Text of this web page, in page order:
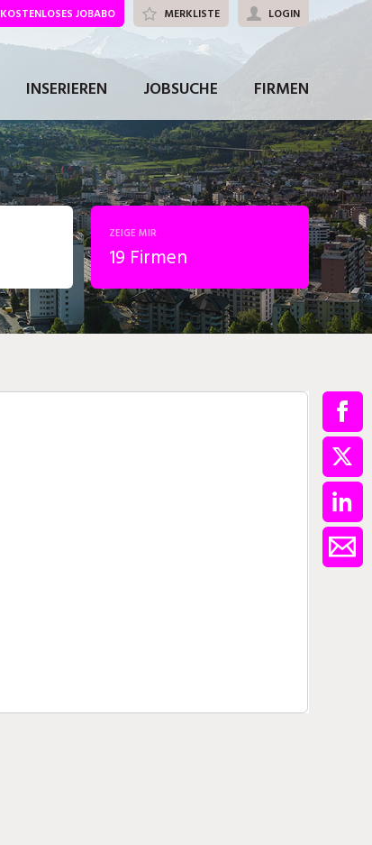
INSERIEREN JOBSUCHE FIRMEN
KOSTENLOSES JOBABO MERKLISTE LOGIN
ZEIGE MIR
19 Firmen